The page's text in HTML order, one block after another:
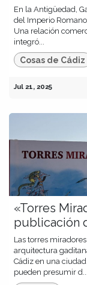
En la Antigüedad,
del Imperio
Una relación
integró...
Cosas de Cádiz
Jul 21, 2025
«Torres
publicación
Las torres
arquitectura
Cádiz en una
pueden presumir d...